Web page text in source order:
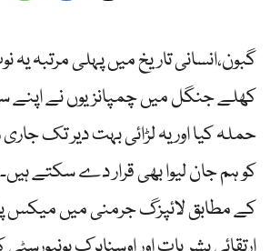
گبون،انسانی تاریخ میں پہلی مرتبہ یہ
کھلے جنگل میں چمپانزیوں نے اپنے
حملہ کیا اور یہ لڑائی بہت دیر تک
کو ہم جان لیوا بھی قرار دے سکتے
کے مطابق لائپزگ جرمنی میں میکس